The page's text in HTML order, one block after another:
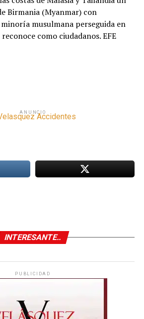
Birmania (Myanmar) con
musulmana perseguida en
como ciudadanos. EFE
ANUNCIO
INTERESANTE..
PUBLICIDAD